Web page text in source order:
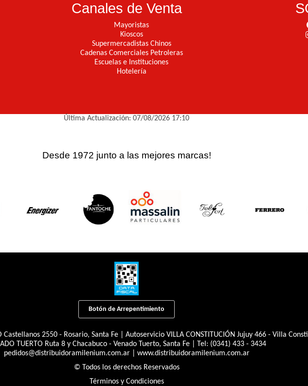
Canales de Venta
Mayoristas
Kioscos
Supermercadistas Chinos
Cadenas Comerciales Petroleras
Escuelas e Instituciones
Hotelería
Última Actualización: 07/08/2026 17:10
Desde 1972 junto a las mejores marcas!
Botón de Arrepentimiento
2550 - Rosario, Santa Fe | Autoservicio VILLA CONSTITUCIÓN Jujuy 466 - Villa
TUERTO Ruta 8 y Chacabuco - Venado Tuerto, Santa Fe | Tel: (0341) 433 - 3434
pedidos@distribuidoramilenium.com.ar| www.distribuidoramilenium.com.ar
© Todos los derechos Reservados
Términos y Condiciones